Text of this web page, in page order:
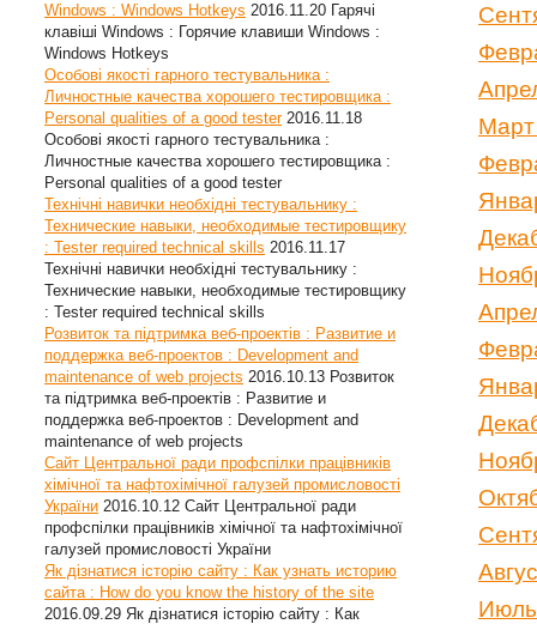
Windows : Windows Hotkeys 2016.11.20 Гарячі
клавіші Windows : Горячие клавиши Windows :
Windows Hotkeys
Особові якості гарного тестувальника :
Личностные качества хорошего тестировщика :
Personal qualities of a good tester 2016.11.18
Особові якості гарного тестувальника :
Личностные качества хорошего тестировщика :
Personal qualities of a good tester
Технічні навички необхідні тестувальнику :
Технические навыки, необходимые тестировщику
: Tester required technical skills 2016.11.17
Технічні навички необхідні тестувальнику :
Технические навыки, необходимые тестировщику
: Tester required technical skills
Розвиток та підтримка веб-проектів : Развитие и
поддержка веб-проектов : Development and
maintenance of web projects 2016.10.13 Розвиток
та підтримка веб-проектів : Развитие и
поддержка веб-проектов : Development and
maintenance of web projects
Сайт Центральної ради профспілки працівників
хімічної та нафтохімічної галузей промисловості
України 2016.10.12 Сайт Центральної ради
профспілки працівників хімічної та нафтохімічної
галузей промисловості України
Як дізнатися історію сайту : Как узнать историю
сайта : How do you know the history of the site
2016.09.29 Як дізнатися історію сайту : Как